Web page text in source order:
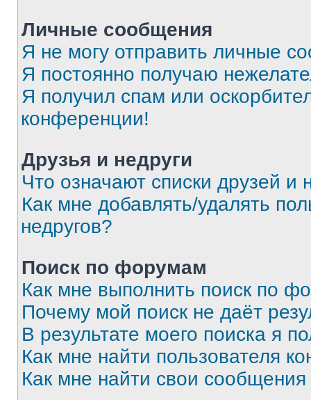
Личные сообщения
Я не могу отправить личные
Я постоянно получаю
Я получил спам или
конференции!
Друзья и недруги
Что означают списки друзей и
Как мне добавлять/удалять
недругов?
Поиск по форумам
Как мне выполнить поиск по
Почему мой поиск не даёт
В результате моего поиска я
Как мне найти пользователя
Как мне найти свои